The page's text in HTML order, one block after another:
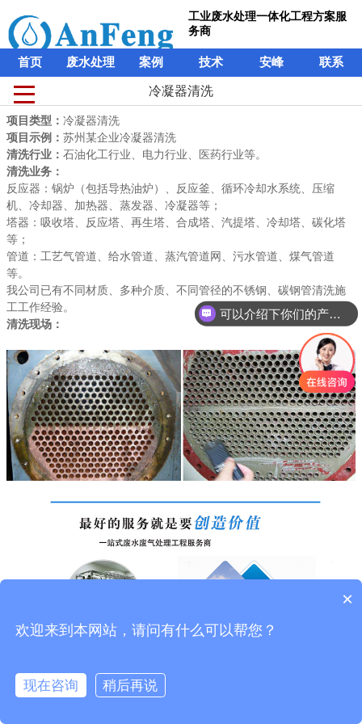
工业废水处理一体化工程方案服
务商
首页 废水处理 案例 技术 安峰 联系
冷凝器清洗
项目类型： 冷凝器清洗
项目示例： 苏州某企业冷凝器清洗
清洗行业： 石油化工行业、电力行业、医药行业等。
清洗业务：
反应器：锅炉（包括导热油炉）、反应釜、循环冷却水系统、压缩
机、冷却器、加热器、蒸发器、冷凝器等；
塔器：吸收塔、反应塔、再生塔、合成塔、汽提塔、冷却塔、碳化塔
等；
管道：工艺气管道、给水管道、蒸汽管道网、污水管道、煤气管道
等。
我公司已有不同材质、多种介质、不同管径的不锈钢、碳钢管清洗施
工工作经验。
清洗现场：
首页 废水处理 案例 技术 安峰
冷凝器清洗
项目类型： 冷凝器清洗
项目示例： 苏州某企业冷凝器清洗
清洗行业： 石油化工行业、电力行业、医药行业等。
清洗业务：
反应器：锅炉（包括导热油炉）、反应釜、循环冷却水系统、压缩
机、冷却器、加热器、蒸发器、冷凝器等；
塔器：吸收塔、反应塔、再生塔、合成塔、汽提塔、冷却塔、碳化塔
等；
管道：工艺气管道、给水管道、蒸汽管道网、污水管道、煤气管道
等。
我公司已有不同材质、多种介质、不同管径的不锈钢、碳钢管清洗施
工工作经验。
清洗现场：
可以介绍下你们的产品么？
×
欢迎来到本网站，请问有什么可以帮您？
现在咨询 稍后再说